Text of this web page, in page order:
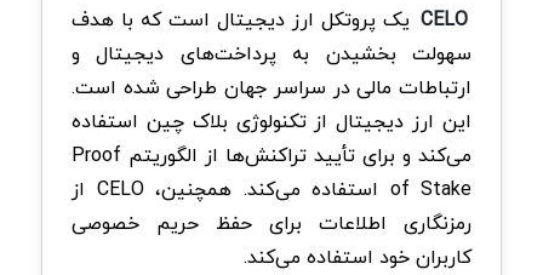
CELO یک پروتکل ارز دیجیتال است که با هدف
سهولت بخشیدن به پرداخت‌های دیجیتال و
ارتباطات مالی در سراسر جهان طراحی شده است.
این ارز دیجیتال از تکنولوژی بلاک چین استفاده
می‌کند و برای تأیید تراکنش‌ها از الگوریتم Proof
of Stake استفاده می‌کند. همچنین، CELO از
رمزنگاری اطلاعات برای حفظ حریم خصوصی
کاربران خود استفاده می‌کند.